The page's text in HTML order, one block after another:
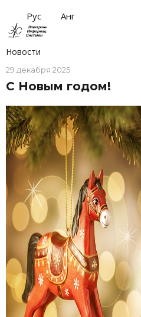
Рус Анг
Новости
29 декабря 2025
С Новым годом!